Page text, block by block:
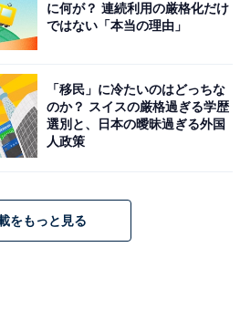
に何が？ 連続利用の厳格化だけ
ではない「本当の理由」
「移民」に冷たいのはどっちな
のか？ スイスの厳格過ぎる学歴
選別と、日本の曖昧過ぎる外国
人政策
をもっと見る